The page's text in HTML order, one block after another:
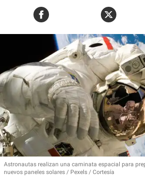
Astronautas realizan una caminata espacial para
nuevos paneles solares
Pexels / Cortesía